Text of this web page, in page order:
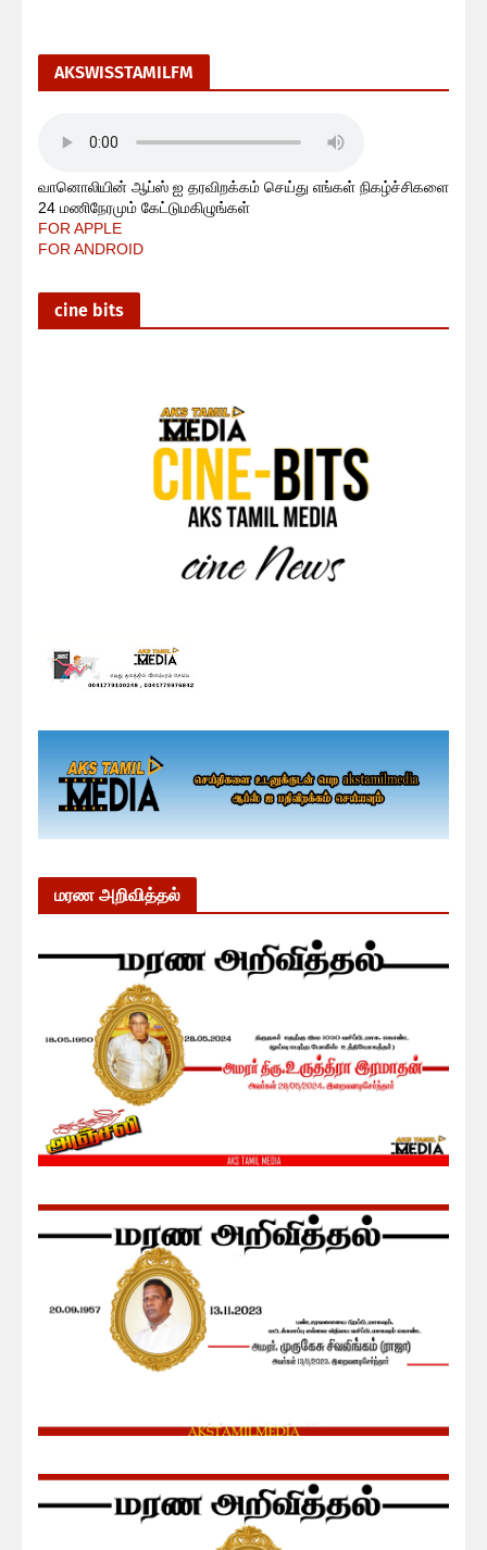
AKSWISSTAMILFM
வானொலியின் ஆப்ஸ் ஐ தரவிறக்கம் செய்து எங்கள் நிகழ்ச்சிகளை
24 மணிநேரமும் கேட்டுமகிழுங்கள்
FOR APPLE
FOR ANDROID
cine bits
மரண அறிவித்தல்